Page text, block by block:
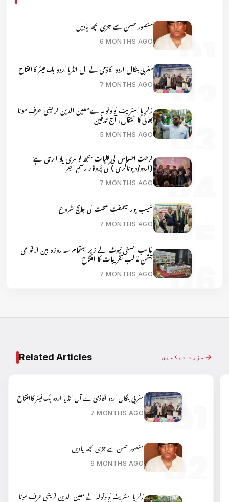
منصور حسن سے جڑی کچھ یادیں
6 MONTHS AGO
مغربی بنگال اردو اکاڈمی کے آل انڈیا اردو بک فیئر کاافتتاح
7 MONTHS AGO
زکریا اسٹریٹ کولوٹولہ کے معین الدین قریشی عرف مونا
بھائی کا انتقال، آج تدفین
5 MONTHS AGO
فرحت احساس کی کلیات ’مجھ کو مری یاد آ رہی ہے‘
(اردو/دیوناگری ) کی پُروقار رسمِ اجرا
7 MONTHS AGO
شیب پور میںمفت صحت کی جانچ شروع
7 MONTHS AGO
غالب انسٹی ٹیوٹ کے زیر اہتمام سہ روزہ بین الاقوامی
جشن غالب تقریبات کا افتتاح
7 MONTHS AGO
Related Articles مزید دیکھیں
مغربی بنگال اردو اکاڈمی کے آل انڈیا اردو بک فیئر کاافتتاح
7 MONTHS AGO
منصور حسن سے جڑی کچھ یادیں
6 MONTHS AGO
زکریا اسٹریٹ کولوٹولہ کے معین الدین قریشی عرف مونا